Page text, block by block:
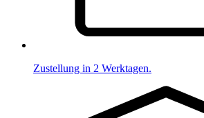
Zustellung in 2 Werktagen.